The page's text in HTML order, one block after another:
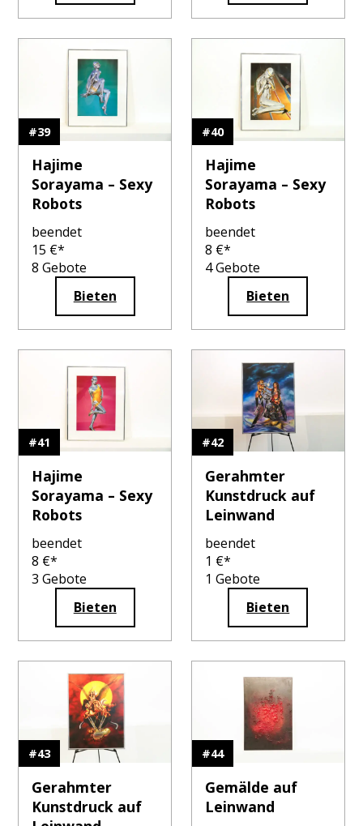
#39
Hajime
Sorayama – Sexy
Robots
beendet
15 €*
8 Gebote
Bieten
#40
Hajime
Sorayama – Sexy
Robots
beendet
8 €*
4Gebote
Bieten
#41
Hajime
Sorayama – Sexy
Robots
beendet
8 €*
3 Gebote
Bieten
#42
Gerahmter
Kunstdruck auf
Leinwand
beendet
1 €*
1 Gebote
Bieten
#43
Gerahmter
Kunstdruck auf
#44
Gemälde auf
Leinwand